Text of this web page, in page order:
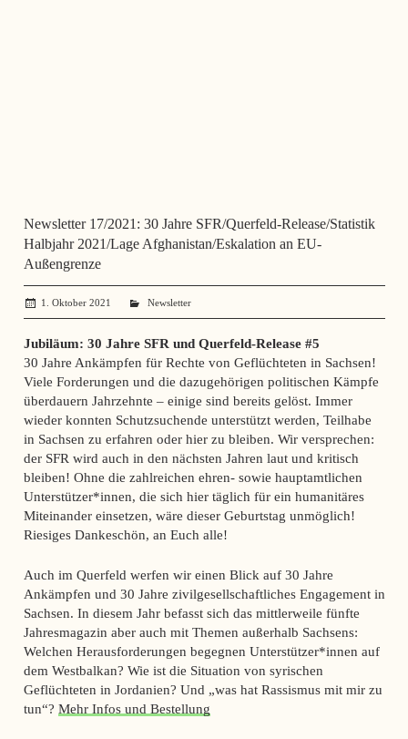
Newsletter 17/2021: 30 Jahre SFR/Querfeld-Release/Statistik
Halbjahr 2021/Lage Afghanistan/Eskalation an EU-
Außengrenze
1. Oktober 2021 administrator
Newsletter
Jubiläum: 30 Jahre SFR und Querfeld-Release #5
30 Jahre Ankämpfen für Rechte von Geflüchteten in Sachsen!
Viele Forderungen und die dazugehörigen politischen Kämpfe
überdauern Jahrzehnte – einige sind bereits gelöst. Immer
wieder konnten Schutzsuchende unterstützt werden, Teilhabe
in Sachsen zu erfahren oder hier zu bleiben. Wir versprechen:
der SFR wird auch in den nächsten Jahren laut und kritisch
bleiben! Ohne die zahlreichen ehren- sowie hauptamtlichen
Unterstützer*innen, die sich hier täglich für ein humanitäres
Miteinander einsetzen, wäre dieser Geburtstag unmöglich!
Riesiges Dankeschön, an Euch alle!
Auch im Querfeld werfen wir einen Blick auf 30 Jahre
Ankämpfen und 30 Jahre zivilgesellschaftliches Engagement in
Sachsen. In diesem Jahr befasst sich das mittlerweile fünfte
Jahresmagazin aber auch mit Themen außerhalb Sachsens:
Welchen Herausforderungen begegnen Unterstützer*innen auf
dem Westbalkan? Wie ist die Situation von syrischen
Geflüchteten in Jordanien? Und „was hat Rassismus mit mir zu
tun“? Mehr Infos und Bestellung